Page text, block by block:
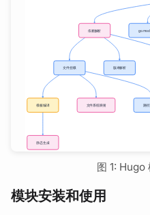
图 1: Hugo
模块安装和使用